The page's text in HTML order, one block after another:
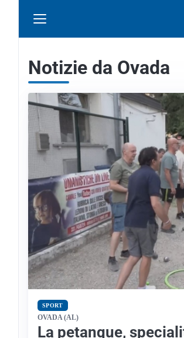
Notizie da Ovada
SPORT
OVADA (AL)
La petanque,